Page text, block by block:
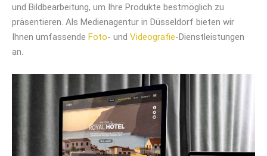
und Bildbearbeitung, um Ihre Produkte bestmöglich zu
präsentieren. Als Medienagentur in Düsseldorf bieten wir
Ihnen umfassende Foto- und Videografie-Dienstleistungen
an.